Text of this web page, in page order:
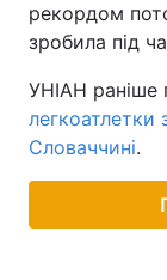
рекордом
зробила під
УНІАН раніше
легкоатлетки
Словаччині.